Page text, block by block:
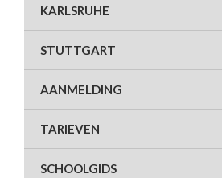
KARLSRUHE
STUTTGART
AANMELDING
TARIEVEN
SCHOOLGIDS